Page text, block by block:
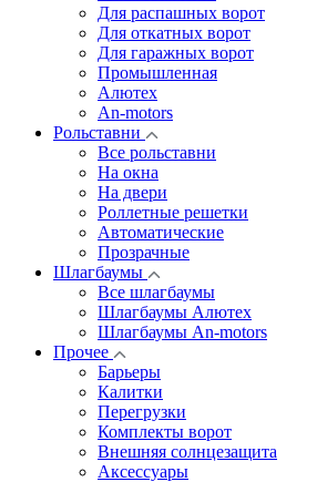
Для распашных ворот
Для откатных ворот
Для гаражных ворот
Промышленная
Алютех
An-motors
Рольставни
Все рольставни
На окна
На двери
Роллетные решетки
Автоматические
Прозрачные
Шлагбаумы
Все шлагбаумы
Шлагбаумы Алютех
Шлагбаумы An-motors
Прочее
Барьеры
Калитки
Перегрузки
Комплекты ворот
Внешняя солнцезащита
Аксессуары